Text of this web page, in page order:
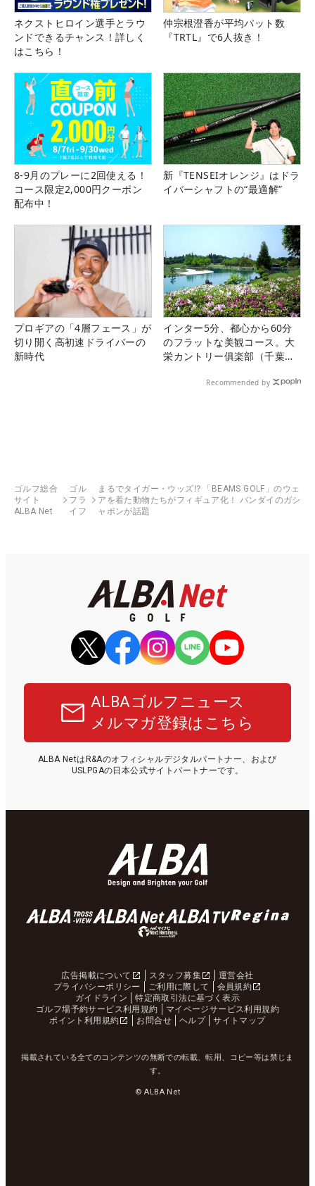
ネクストヒロイン選手とラウ
ンドできるチャンス！詳しく
はこちら！
仲宗根澄香が平均パット数
『TRTL』で6人抜き！
8-9月のプレーに2回使える！
コース限定2,000円クーポン
配布中！
新『TENSEIオレンジ』はドラ
イバーシャフトの“最適解”
プロギアの「4層フェース」が
切り開く高初速ドライバーの
新時代
インター5分、都心から60分
のフラットな美観コース。大
栄カントリー俱楽部（千葉
Recommended by
ゴルフ総合
サイト
ALBA Net
ゴル
フラ
イフ
まるでタイガー・ウッズ⁉ 「BEAMS GOLF」のウェ
アを着た動物たちがフィギュア化！ バンダイのガシ
ャポンが話題
ALBAゴルフニュース
メルマガ登録はこちら
ALBA NetはR&Aのオフィシャルデジタルパートナー、および
USLPGAの日本公式サイトパートナーです。
広告掲載について スタッフ募集
運営会社
プライバシーポリシー
ご利用に際して
会員規約
ガイドライン
特定商取引法に基づく表示
ゴルフ場予約サービス利用規約
マイページサービス利用規約
ポイント利用規約
お問合せ ヘルプ サイトマップ
掲載されている全てのコンテンツの無断での転載、転用、コピー等は禁じま
す。
© ALBA Net